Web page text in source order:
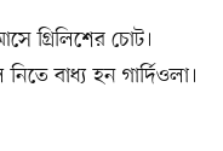
গ্রিলিশের চোট।
বাধ্য হন গার্দিওলা।